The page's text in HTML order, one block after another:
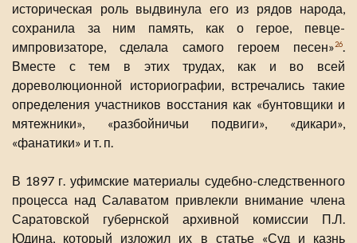
историческая роль выдвинула его из рядов народа,
сохранила за ним память, как о герое, певце-
импровизаторе, сделала самого героем песен»26.
Вместе с тем в этих трудах, как и во всей
дореволюционной историографии, встречались такие
определения участников восстания как «бунтовщики и
мятежники», «разбойничьи подвиги», «дикари»,
«фанатики» и т. п.
В 1897 г. уфимские материалы судебно-следственного
процесса над Салаватом привлекли внимание члена
Саратовской губернской архивной комиссии П.Л.
Юдина, который изложил их в статье «Суд и казнь